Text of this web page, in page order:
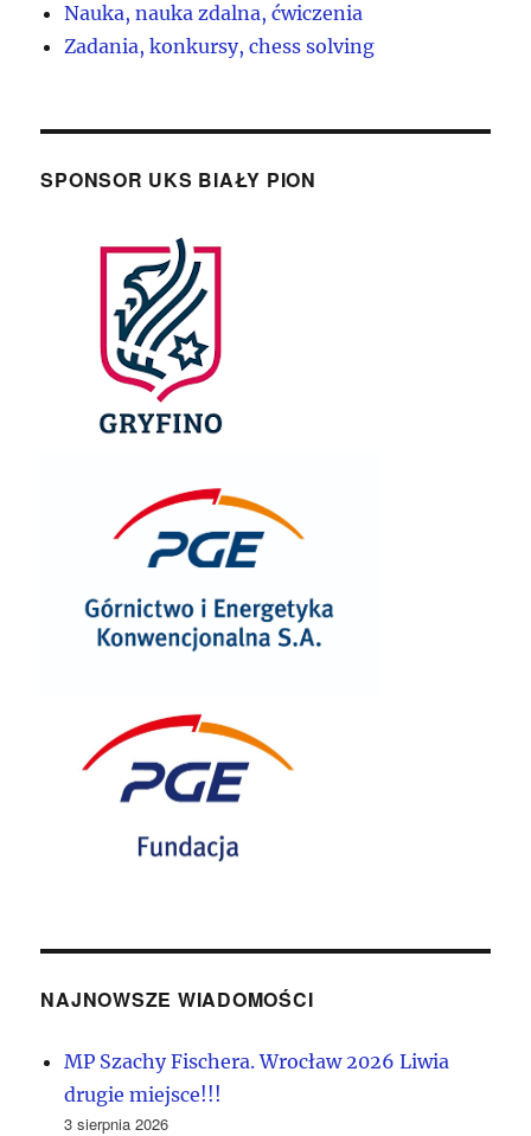
Nauka, nauka zdalna, ćwiczenia
Zadania, konkursy, chess solving
SPONSOR UKS BIAŁY PION
NAJNOWSZE WIADOMOŚCI
MP Szachy Fischera. Wrocław 2026 Liwia
drugie miejsce!!!
3 sierpnia 2026